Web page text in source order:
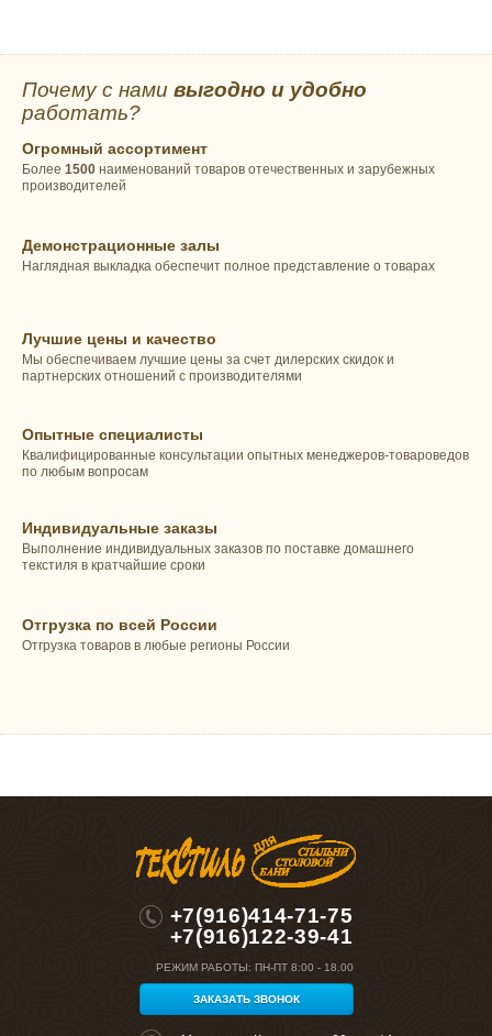
Почему с нами выгодно и удобно
работать?
Огромный ассортимент
Более 1500 наименований товаров отечественных и зарубежных
производителей
Демонстрационные залы
Наглядная выкладка обеспечит полное представление о товарах
Лучшие цены и качество
Мы обеспечиваем лучшие цены за счет дилерских скидок и
партнерских отношений с производителями
Опытные специалисты
Квалифицированные консультации опытных менеджеров-товароведов
по любым вопросам
Индивидуальные заказы
Выполнение индивидуальных заказов по поставке домашнего
текстиля в кратчайшие сроки
Отгрузка по всей России
Отгрузка товаров в любые регионы России
+7(916)414-71-75
+7(916)122-39-41
РЕЖИМ РАБОТЫ: ПН-ПТ 8:00 - 18.00
ЗАКАЗАТЬ ЗВОНОК